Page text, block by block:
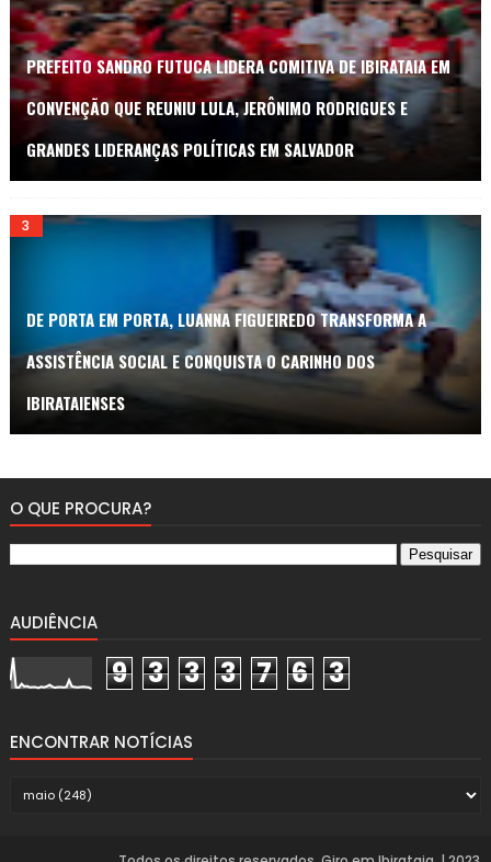
PREFEITO SANDRO FUTUCA LIDERA COMITIVA DE IBIRATAIA EM
CONVENÇÃO QUE REUNIU LULA, JERÔNIMO RODRIGUES E
GRANDES LIDERANÇAS POLÍTICAS EM SALVADOR
DE PORTA EM PORTA, LUANNA FIGUEIREDO TRANSFORMA A
ASSISTÊNCIA SOCIAL E CONQUISTA O CARINHO DOS
IBIRATAIENSES
O QUE PROCURA?
AUDIÊNCIA
9 3 3 3 7 6 3
ENCONTRAR NOTÍCIAS